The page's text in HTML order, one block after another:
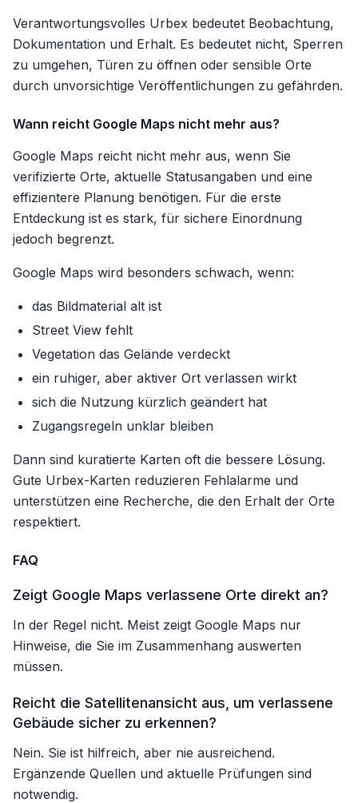
Verantwortungsvolles Urbex bedeutet Beobachtung,
Dokumentation und Erhalt. Es bedeutet nicht, Sperren
zu umgehen, Türen zu öffnen oder sensible Orte
durch unvorsichtige Veröffentlichungen zu gefährden.
Wann reicht Google Maps nicht mehr aus?
Google Maps reicht nicht mehr aus, wenn Sie
verifizierte Orte, aktuelle Statusangaben und eine
effizientere Planung benötigen. Für die erste
Entdeckung ist es stark, für sichere Einordnung
jedoch begrenzt.
Google Maps wird besonders schwach, wenn:
das Bildmaterial alt ist
Street View fehlt
Vegetation das Gelände verdeckt
ein ruhiger, aber aktiver Ort verlassen wirkt
sich die Nutzung kürzlich geändert hat
Zugangsregeln unklar bleiben
Dann sind kuratierte Karten oft die bessere Lösung.
Gute Urbex-Karten reduzieren Fehlalarme und
unterstützen eine Recherche, die den Erhalt der Orte
respektiert.
FAQ
Zeigt Google Maps verlassene Orte direkt an?
In der Regel nicht. Meist zeigt Google Maps nur
Hinweise, die Sie im Zusammenhang auswerten
müssen.
Reicht die Satellitenansicht aus, um verlassene
Gebäude sicher zu erkennen?
Nein. Sie ist hilfreich, aber nie ausreichend.
Ergänzende Quellen und aktuelle Prüfungen sind
notwendig.